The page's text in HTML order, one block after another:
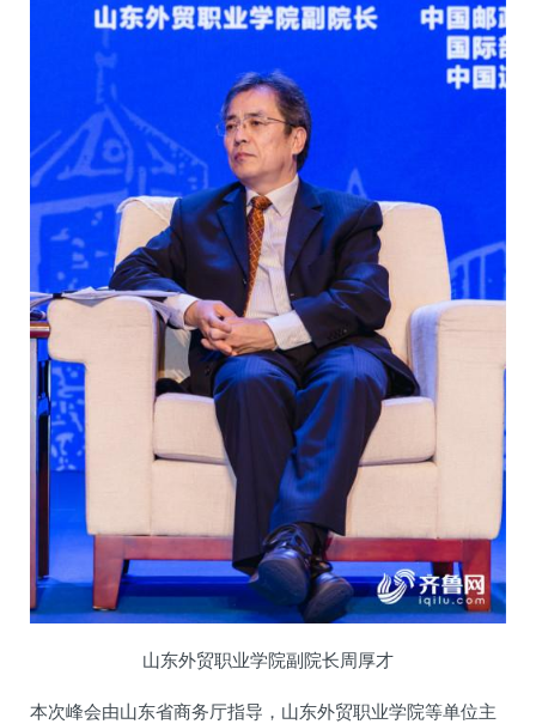
山东外贸职业学院副院长周厚才
本次峰会由山东省商务厅指导，山东外贸职业学院等单位主